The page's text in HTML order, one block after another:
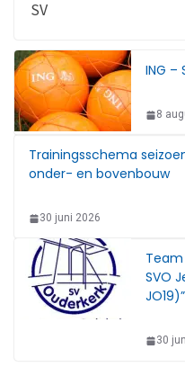
SV
ING –
8
Trainingsschema
onder- en bovenbouw
30 juni 2026
SVO
JO19)”
30